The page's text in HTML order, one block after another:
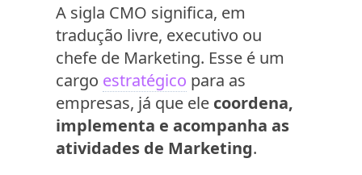
A sigla CMO significa, em
tradução livre, executivo ou
chefe de Marketing. Esse é um
cargo estratégico para as
empresas, já que ele coordena,
implementa e acompanha as
atividades de Marketing.